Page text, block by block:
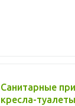
Санитарные
кресла-